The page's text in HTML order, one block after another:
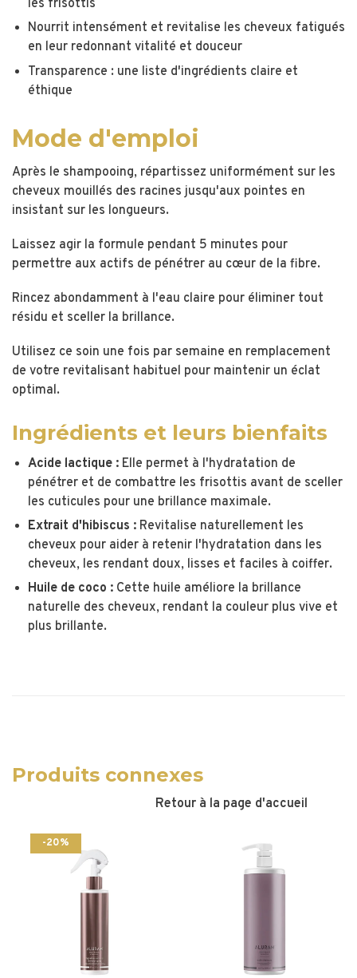
les frisottis
Nourrit intensément et revitalise les cheveux fatigués
en leur redonnant vitalité et douceur
Transparence : une liste d'ingrédients claire et
éthique
Mode d'emploi
Après le shampooing, répartissez uniformément sur les
cheveux mouillés des racines jusqu'aux pointes en
insistant sur les longueurs.
Laissez agir la formule pendant 5 minutes pour
permettre aux actifs de pénétrer au cœur de la fibre.
Rincez abondamment à l'eau claire pour éliminer tout
résidu et sceller la brillance.
Utilisez ce soin une fois par semaine en remplacement
de votre revitalisant habituel pour maintenir un éclat
optimal.
Ingrédients et leurs bienfaits
Acide lactique : Elle permet à l'hydratation de
pénétrer et de combattre les frisottis avant de sceller
les cuticules pour une brillance maximale.
Extrait d'hibiscus : Revitalise naturellement les
cheveux pour aider à retenir l'hydratation dans les
cheveux, les rendant doux, lisses et faciles à coiffer.
Huile de coco : Cette huile améliore la brillance
naturelle des cheveux, rendant la couleur plus vive et
plus brillante.
Produits connexes
Retour à la page d'accueil
-20%